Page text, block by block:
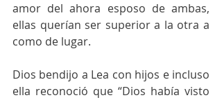
amor del ahora esposo de ambas,
ellas querían ser superior a la otra a
como de lugar.
Dios bendijo a Lea con hijos e incluso
ella reconoció que “Dios había visto